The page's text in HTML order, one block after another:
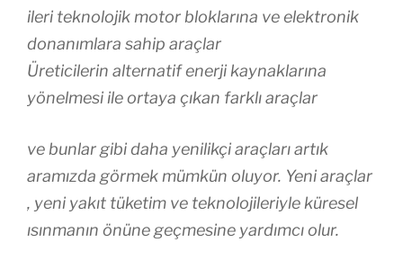
ileri teknolojik motor bloklarına ve elektronik
donanımlara sahip araçlar
Üreticilerin alternatif enerji kaynaklarına
yönelmesi ile ortaya çıkan farklı araçlar
ve bunlar gibi daha yenilikçi araçları artık
aramızda görmek mümkün oluyor. Yeni araçlar
, yeni yakıt tüketim ve teknolojileriyle küresel
ısınmanın önüne geçmesine yardımcı olur.